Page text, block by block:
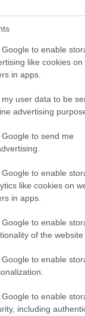
to enable
like cookies on
in apps.
user data to be
advertising
to send me
to enable
like cookies on
in apps.
to enable
of the website
to enable
to enable
including
a
elő-, fő- és
minden vonaton) a
is
szintén változott:
sajátosság,
álló
Ft is lehet.. A
közepéig
vonaton
lehet utazni, ha
inspiráló híreiért
Instán ésTikTok